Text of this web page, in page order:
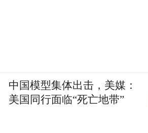
中国模型集体出击，美媒：
美国同行面临“死亡地带”